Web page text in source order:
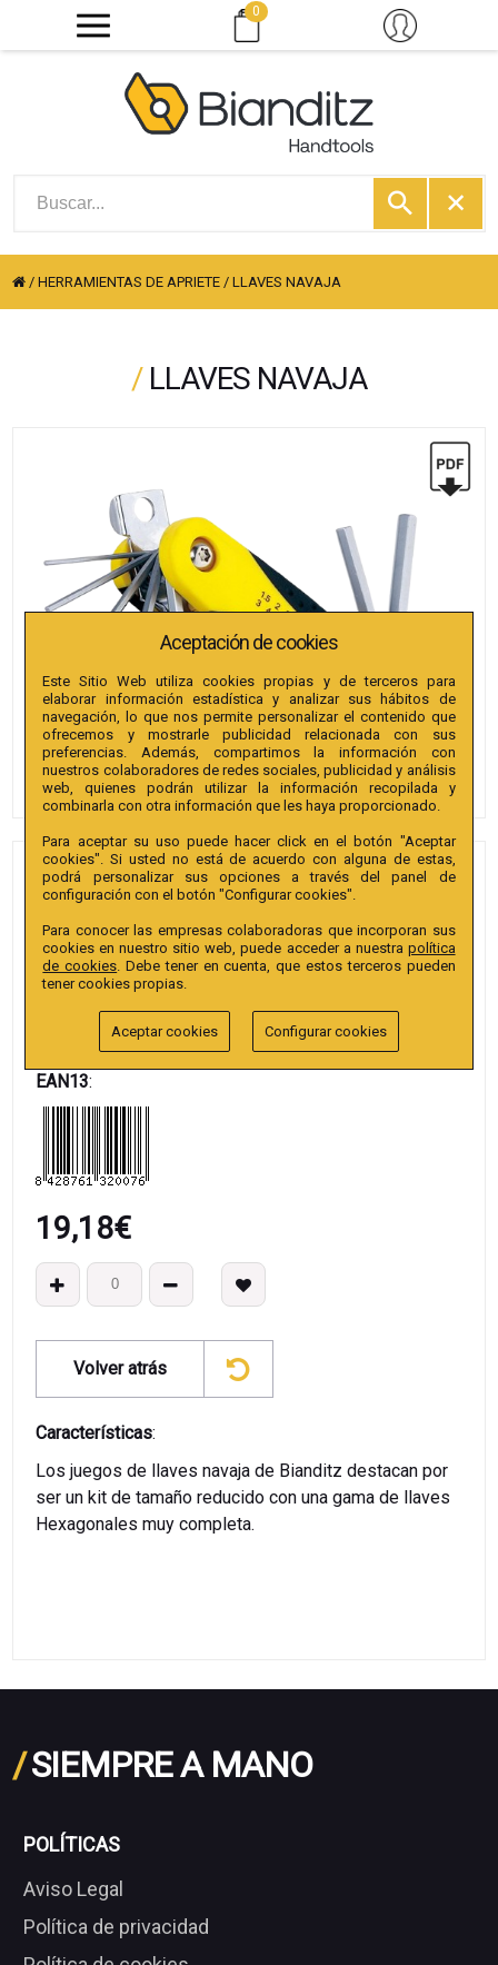
0
/HERRAMIENTAS DE APRIETE /LLAVES NAVAJA
/ LLAVES NAVAJA
JUEGO DE LLAVES
HEXAGONALES A NAVAJA
BIANDITZ 7PCS 1,5-2-2,5-3-4-
5-6MM
Colección: Llaves Navaja hexagonal
EAN13:
19,18€
Volver atrás
Características:
Los juegos de llaves navaja de Bianditz destacan por
ser un kit de tamaño reducido con una gama de llaves
Hexagonales muy completa.
/SIEMPRE A MANO
POLÍTICAS
Aviso Legal
Política de privacidad
Aceptación de cookies
Este Sitio Web utiliza cookies propias y de terceros para
elaborar información estadística y analizar sus hábitos de
navegación, lo que nos permite personalizar el contenido que
ofrecemos y mostrarle publicidad relacionada con sus
preferencias. Además, compartimos la información con
nuestros colaboradores de redes sociales, publicidad y análisis
web, quienes podrán utilizar la información recopilada y
combinarla con otra información que les haya proporcionado.
Para aceptar su uso puede hacer click en el botón "Aceptar
cookies". Si usted no está de acuerdo con alguna de estas,
podrá personalizar sus opciones a través del panel de
configuración con el botón "Configurar cookies".
Para conocer las empresas colaboradoras que incorporan sus
cookies en nuestro sitio web, puede acceder a nuestra política
de cookies . Debe tener en cuenta, que estos terceros pueden
tener cookies propias.
Aceptar cookies Configurar cookies